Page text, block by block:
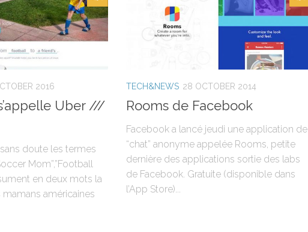
2016
Uber ///
doute les termes
Mom”,”Football
en deux mots la
américaines
TECH&NEWS 28 OCTOBER 2014
Rooms de Facebook
Facebook a lancé jeudi une application de
“chat” anonyme appelée Rooms, petite
dernière des applications sortie des labs
de Facebook. Gratuite (disponible dans
l’App Store)...